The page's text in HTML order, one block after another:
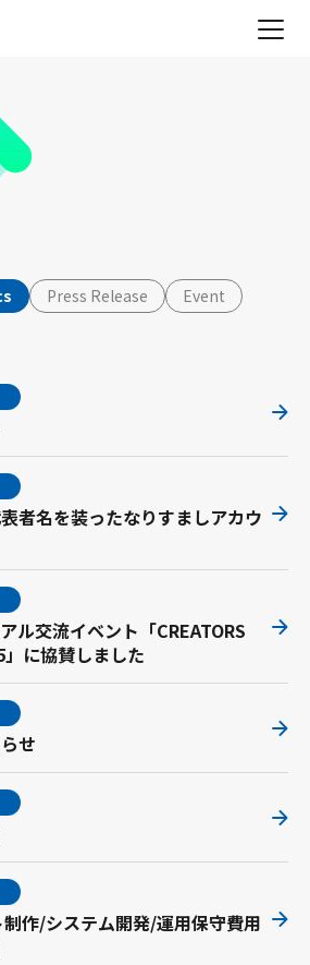
Press Release Event
者名を装ったなりすましアカウ
ル交流イベント「CREATORS
」に協賛しました
せ
制作/システム開発/運用保守費用